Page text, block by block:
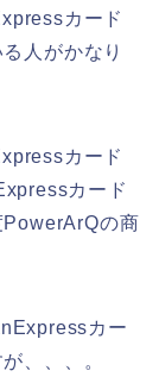
カード
人がかなり
カード
カード
PowerArQの商
カー
、、、。